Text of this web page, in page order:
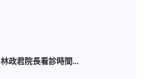
林政君院長看診時間...